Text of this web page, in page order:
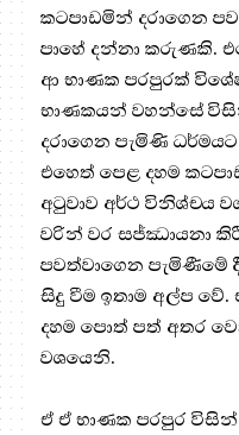
කටපාඩමින් දරාගෙන
පාහේ දන්නා කරුණකි.
ආ භාණක පරපුරක්
භාණකයන් වහන්සේ
දරාගෙන පැමිණි
එහෙත් පෙළ දහම
අටුවාව අර්ථ විනිශ්චය
වරින් වර සජ්ඣායනා
පවත්වාගෙන පැමිණීමේ
සිදු වීම ඉතාම අල්ප
දහම පොත් පත් අතර
වශයෙනි.
ඒ ඒ භාණක පරපුර